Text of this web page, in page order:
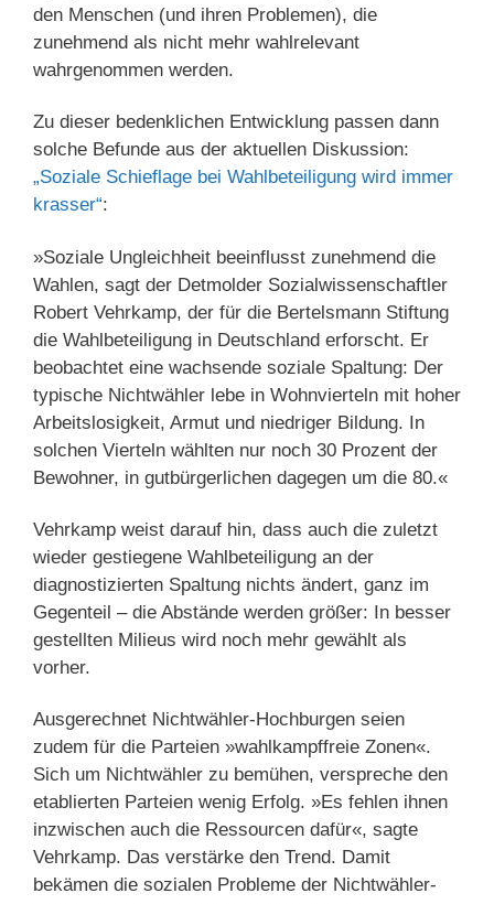
den Menschen (und ihren Problemen), die
zunehmend als nicht mehr wahlrelevant
wahrgenommen werden.
Zu dieser bedenklichen Entwicklung passen dann
solche Befunde aus der aktuellen Diskussion:
„Soziale Schieflage bei Wahlbeteiligung wird immer
krasser“:
»Soziale Ungleichheit beeinflusst zunehmend die
Wahlen, sagt der Detmolder Sozialwissenschaftler
Robert Vehrkamp, der für die Bertelsmann Stiftung
die Wahlbeteiligung in Deutschland erforscht. Er
beobachtet eine wachsende soziale Spaltung: Der
typische Nichtwähler lebe in Wohnvierteln mit hoher
Arbeitslosigkeit, Armut und niedriger Bildung. In
solchen Vierteln wählten nur noch 30 Prozent der
Bewohner, in gutbürgerlichen dagegen um die 80.«
Vehrkamp weist darauf hin, dass auch die zuletzt
wieder gestiegene Wahlbeteiligung an der
diagnostizierten Spaltung nichts ändert, ganz im
Gegenteil – die Abstände werden größer: In besser
gestellten Milieus wird noch mehr gewählt als
vorher.
Ausgerechnet Nichtwähler-Hochburgen seien
zudem für die Parteien »wahlkampffreie Zonen«.
Sich um Nichtwähler zu bemühen, verspreche den
etablierten Parteien wenig Erfolg. »Es fehlen ihnen
inzwischen auch die Ressourcen dafür«, sagte
Vehrkamp. Das verstärke den Trend. Damit
bekämen die sozialen Probleme der Nichtwähler-